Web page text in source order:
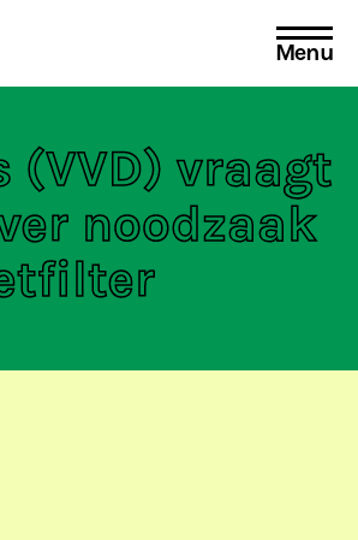
Menu
(VVD) vraagt
noodzaak